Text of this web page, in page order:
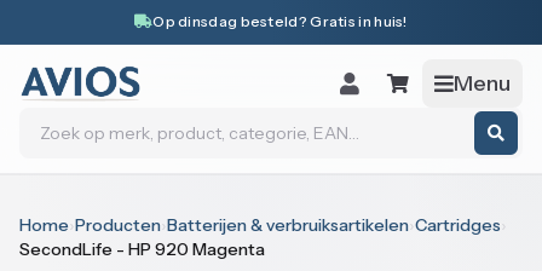
Op dinsdag besteld? Gratis in huis!
Menu
Zoeken
Home›Producten›Batterijen & verbruiksartikelen›Cartridges›
SecondLife - HP 920 Magenta